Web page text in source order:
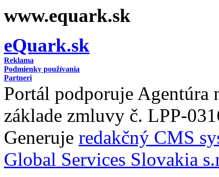
www.equark.sk
eQuark.sk
Reklama
Podmienky používania
Partneri
Portál podporuje Agentúra
základe zmluvy č. LPP-
Generuje redakčný CMS
Global Services Slovakia